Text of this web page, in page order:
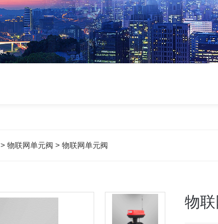
>物联网单元阀 > 物联网单元阀
物